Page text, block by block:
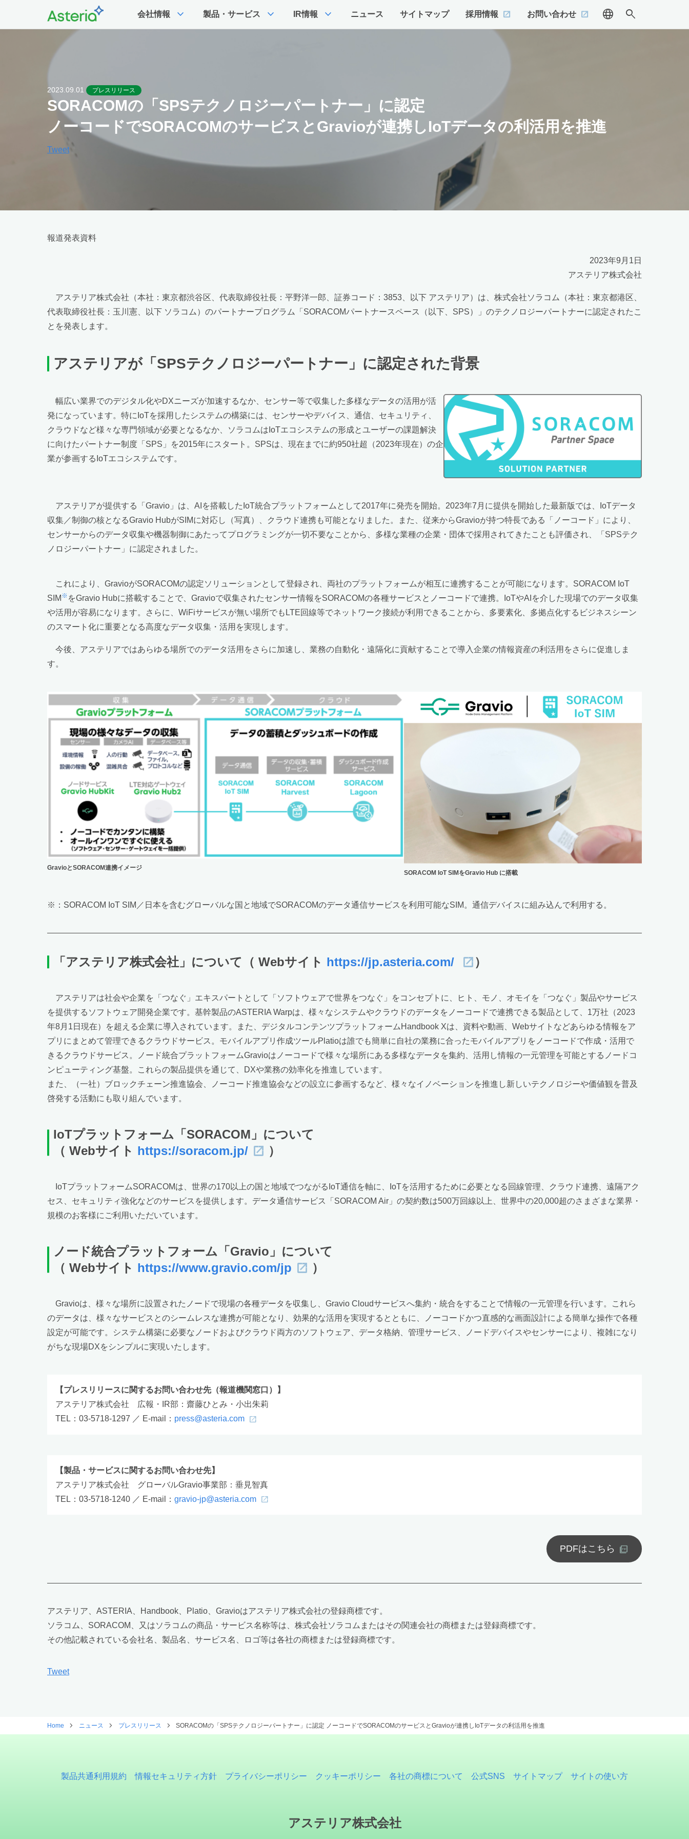
会社情報 expand_more 製品・サービス expand_more IR情報 expand_more ニュース サイトマップ 採用情報 お問い合わせ language search
2023.09.01 プレスリリース
SORACOMの「SPSテクノロジーパートナー」に認定
ノーコードでSORACOMのサービスとGravioが連携しIoTデータの利活用を推進
Tweet
報道発表資料
2023年9月1日
アステリア株式会社
アステリア株式会社（本社：東京都渋谷区、代表取締役社長：平野洋一郎、証券コード：3853、以下 アステリア）は、株式会社ソラコム（本社：東京都港区、
代表取締役社長：玉川憲、以下 ソラコム）のパートナープログラム「SORACOMパートナースペース（以下、SPS）」のテクノロジーパートナーに認定されたこ
とを発表します。
アステリアが「SPSテクノロジーパートナー」に認定された背景
幅広い業界でのデジタル化やDXニーズが加速するなか、センサー等で収集した多様なデータの活用が活
発になっています。特にIoTを採用したシステムの構築には、センサーやデバイス、通信、セキュリティ、
クラウドなど様々な専門領域が必要となるなか、ソラコムはIoTエコシステムの形成とユーザーの課題解決
に向けたパートナー制度「SPS」を2015年にスタート。SPSは、現在までに約950社超（2023年現在）の企
業が参画するIoTエコシステムです。
アステリアが提供する「Gravio」は、AIを搭載したIoT統合プラットフォームとして2017年に発売を開始。2023年7月に提供を開始した最新版では、IoTデータ
収集／制御の核となるGravio HubがSIMに対応し（写真）、クラウド連携も可能となりました。また、従来からGravioが持つ特長である「ノーコード」により、
センサーからのデータ収集や機器制御にあたってプログラミングが一切不要なことから、多様な業種の企業・団体で採用されてきたことも評価され、「SPSテク
ノロジーパートナー」に認定されました。
これにより、GravioがSORACOMの認定ソリューションとして登録され、両社のプラットフォームが相互に連携することが可能になります。SORACOM IoT
SIM ※ をGravio Hubに搭載することで、Gravioで収集されたセンサー情報をSORACOMの各種サービスとノーコードで連携。IoTやAIを介した現場でのデータ収集
や活用が容易になります。さらに、WiFiサービスが無い場所でもLTE回線等でネットワーク接続が利用できることから、多要素化、多拠点化するビジネスシーン
のスマート化に重要となる高度なデータ収集・活用を実現します。
今後、アステリアではあらゆる場所でのデータ活用をさらに加速し、業務の自動化・遠隔化に貢献することで導入企業の情報資産の利活用をさらに促進しま
す。
GravioとSORACOM連携イメージ
SORACOM IoT SIMをGravio Hub に搭載
※：SORACOM IoT SIM／日本を含むグローバルな国と地域でSORACOMのデータ通信サービスを利用可能なSIM。通信デバイスに組み込んで利用する。
「アステリア株式会社」について（ Webサイト https://jp.asteria.com/ ）
アステリアは社会や企業を「つなぐ」エキスパートとして「ソフトウェアで世界をつなぐ」をコンセプトに、ヒト、モノ、オモイを「つなぐ」製品やサービス
を提供するソフトウェア開発企業です。基幹製品のASTERIA Warpは、様々なシステムやクラウドのデータをノーコードで連携できる製品として、1万社（2023
年8月1日現在）を超える企業に導入されています。また、デジタルコンテンツプラットフォームHandbook Xは、資料や動画、Webサイトなどあらゆる情報をア
プリにまとめて管理できるクラウドサービス。モバイルアプリ作成ツールPlatioは誰でも簡単に自社の業務に合ったモバイルアプリをノーコードで作成・活用で
きるクラウドサービス。ノード統合プラットフォームGravioはノーコードで様々な場所にある多様なデータを集約、活用し情報の一元管理を可能とするノードコ
ンピューティング基盤。これらの製品提供を通じて、DXや業務の効率化を推進しています。
また、（一社）ブロックチェーン推進協会、ノーコード推進協会などの設立に参画するなど、様々なイノベーションを推進し新しいテクノロジーや価値観を普及
啓発する活動にも取り組んでいます。
IoTプラットフォーム「SORACOM」について
（ Webサイト https://soracom.jp/ ）
IoTプラットフォームSORACOMは、世界の170以上の国と地域でつながるIoT通信を軸に、IoTを活用するために必要となる回線管理、クラウド連携、遠隔アク
セス、セキュリティ強化などのサービスを提供します。データ通信サービス「SORACOM Air」の契約数は500万回線以上、世界中の20,000超のさまざまな業界・
規模のお客様にご利用いただいています。
ノード統合プラットフォーム「Gravio」について
（ Webサイト https://www.gravio.com/jp ）
Gravioは、様々な場所に設置されたノードで現場の各種データを収集し、Gravio Cloudサービスへ集約・統合をすることで情報の一元管理を行います。これら
のデータは、様々なサービスとのシームレスな連携が可能となり、効果的な活用を実現するとともに、ノーコードかつ直感的な画面設計による簡単な操作で各種
設定が可能です。システム構築に必要なノードおよびクラウド両方のソフトウェア、データ格納、管理サービス、ノードデバイスやセンサーにより、複雑になり
がちな現場DXをシンプルに実現いたします。
【プレスリリースに関するお問い合わせ先（報道機関窓口）】
アステリア株式会社 広報・IR部：齋藤ひとみ・小出朱莉
TEL：03-5718-1297 ／ E-mail： press@asteria.com
【製品・サービスに関するお問い合わせ先】
アステリア株式会社 グローバルGravio事業部：垂見智真
TEL：03-5718-1240 ／ E-mail： gravio-jp@asteria.com
PDFはこちら
アステリア、ASTERIA、Handbook、Platio、Gravioはアステリア株式会社の登録商標です。
ソラコム、SORACOM、又はソラコムの商品・サービス名称等は、株式会社ソラコムまたはその関連会社の商標または登録商標です。
その他記載されている会社名、製品名、サービス名、ロゴ等は各社の商標または登録商標です。
Tweet
Home ニュース プレスリリース SORACOMの「SPSテクノロジーパートナー」に認定 ノーコードでSORACOMのサービスとGravioが連携しIoTデータの利活用を推進
製品共通利用規約 情報セキュリティ方針 プライバシーポリシー クッキーポリシー 各社の商標について 公式SNS サイトマップ サイトの使い方
アステリア株式会社